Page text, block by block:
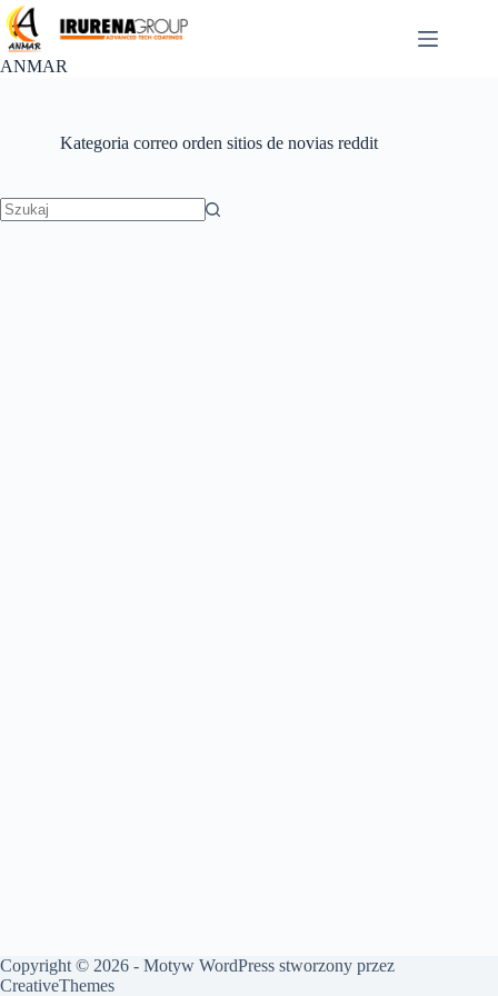
Przejdź
do
treści
ANMAR
Kategoria correo orden sitios de novias reddit
Copyright © 2026 - Motyw WordPress stworzony przez
CreativeThemes